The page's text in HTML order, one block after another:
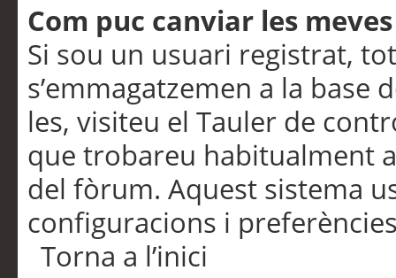
Com puc canviar les
Si sou un usuari registrat,
s’emmagatzemen a la
les, visiteu el Tauler de
que trobareu habitualment
del fòrum. Aquest sistema
configuracions i
Torna a l’inici